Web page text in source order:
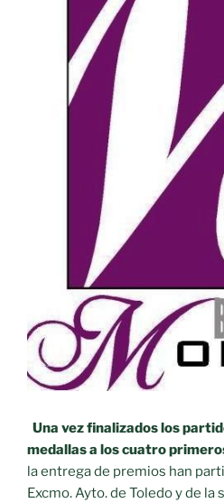
Una vez finalizados los
medallas a los cuatro
la entrega de premios han
Excmo. Ayto. de Toledo y de